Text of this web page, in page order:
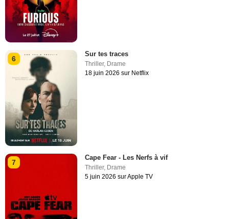
6
Sur tes traces
Thriller, Drame
18 juin 2026 sur Netflix
7
Cape Fear - Les Nerfs à vif
Thriller, Drame
5 juin 2026 sur Apple TV